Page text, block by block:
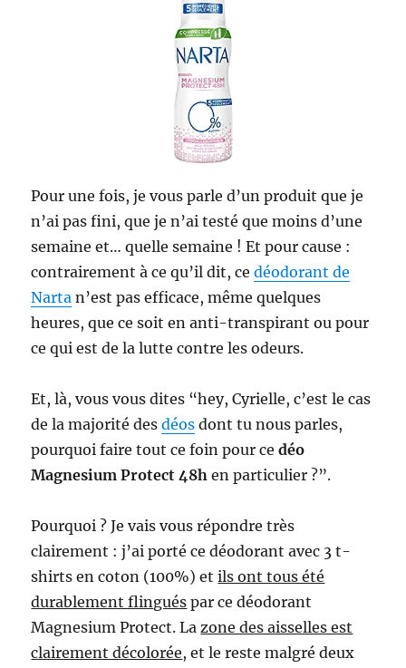
Pour une fois, je vous parle d’un produit que je
n’ai pas fini, que je n’ai testé que moins d’une
semaine et… quelle semaine ! Et pour cause :
contrairement à ce qu’il dit, cedéodorant de
Narta n’est pas efficace, même quelques
heures, que ce soit en anti-transpirant ou pour
ce qui est de la lutte contre les odeurs.
Et, là, vous vous dites “hey, Cyrielle, c’est le cas
de la majorité desdéos dont tu nous parles,
pourquoi faire tout ce foin pour cedéo
Magnesium Protect 48h en particulier ?”.
Pourquoi ? Je vais vous répondre très
clairement : j’ai porté ce déodorant avec 3 t-
shirts en coton (100%) etils ont tous été
durablement flingués par ce déodorant
Magnesium Protect. Lazone des aisselles est
clairement décolorée, et le reste malgré deux